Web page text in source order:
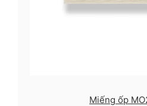
Miếng ốp